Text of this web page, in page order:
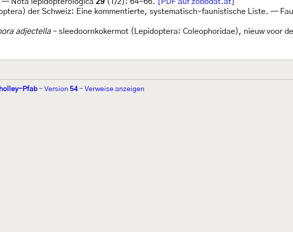
der Schweiz: Eine kommentierte, systematisch-faunistische Liste. —
adjectella– sleedoornkokermot (Lepidoptera: Coleophoridae), nieuw voor
Pfab - Version 54 - Verweise anzeigen